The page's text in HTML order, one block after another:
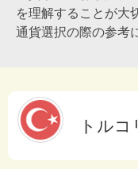
を理解することが大
通貨選択の際の参考
トルコ